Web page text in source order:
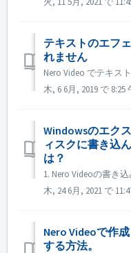
テキストのエフ
れません
木, 6 6月, 2019 で 8:25
Windowsのエク
ィスクに書き込
は？
木, 24 6月, 2021 で
Nero Videoで作
する方法。